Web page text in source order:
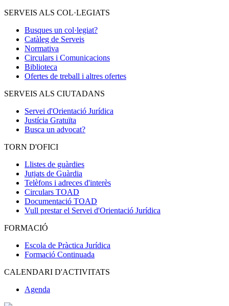
SERVEIS ALS COL·LEGIATS
Busques un col·legiat?
Catàleg de Serveis
Normativa
Circulars i Comunicacions
Biblioteca
Ofertes de treball i altres ofertes
SERVEIS ALS CIUTADANS
Servei d'Orientació Jurídica
Justícia Gratuïta
Busca un advocat?
TORN D'OFICI
Llistes de guàrdies
Jutjats de Guàrdia
Telèfons i adreces d'interès
Circulars TOAD
Documentació TOAD
Vull prestar el Servei d'Orientació Jurídica
FORMACIÓ
Escola de Pràctica Jurídica
Formació Continuada
CALENDARI D'ACTIVITATS
Agenda